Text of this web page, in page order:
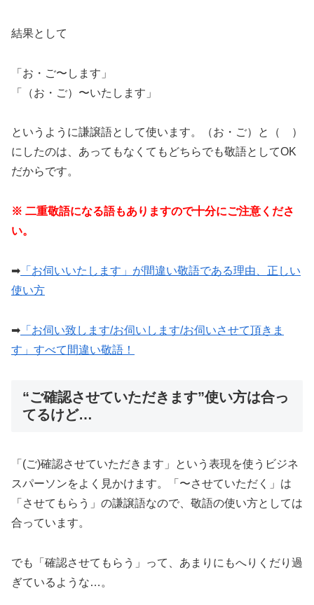
結果として
「お・ご〜します」
「（お・ご）〜いたします」
というように謙譲語として使います。（お・ご）と（ ）
にしたのは、あってもなくてもどちらでも敬語としてOK
だからです。
※ 二重敬語になる語もありますので十分にご注意くださ
い。
➡︎ 「お伺いいたします」が間違い敬語である理由、正しい
使い方
➡︎ 「お伺い致します/お伺いします/お伺いさせて頂きま
す」すべて間違い敬語！
“ご確認させていただきます”使い方は合っ
てるけど…
「(ご)確認させていただきます」という表現を使うビジネ
スパーソンをよく見かけます。「〜させていただく」は
「させてもらう」の謙譲語なので、敬語の使い方としては
合っています。
でも「確認させてもらう」って、あまりにもへりくだり過
ぎているような…。